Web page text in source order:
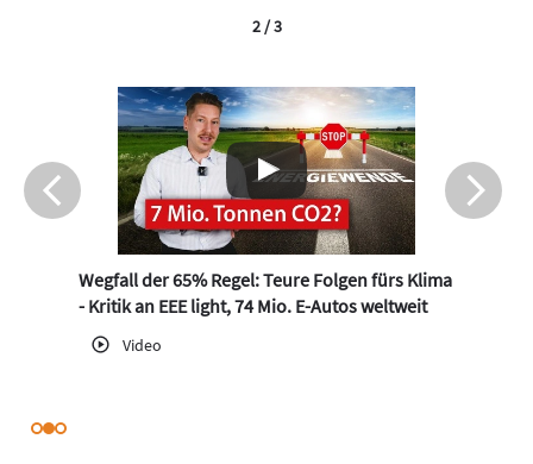
Wegfall der 65% Regel: Teure Folgen fürs Klima
- Kritik an EEE light, 74 Mio. E-Autos weltweit
Video
2 / 3